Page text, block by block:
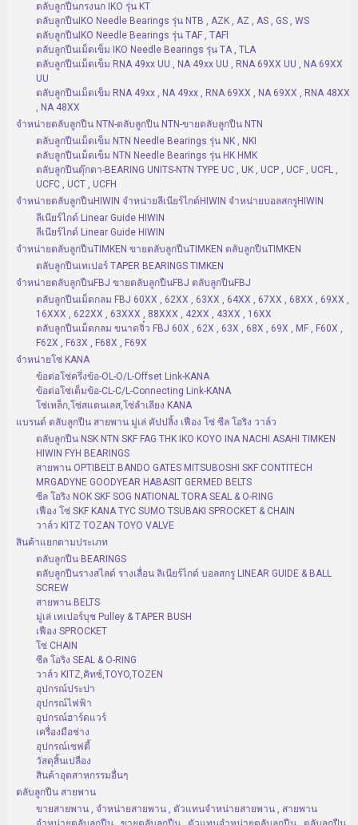
ตลับลูกปืนกรงนก IKO รุ่น KT
ตลับลูกปืนIKO Needle Bearings รุ่น NTB , AZK , AZ , AS , GS , WS
ตลับลูกปืนIKO Needle Bearings รุ่น TAF , TAFI
ตลับลูกปืนเม็ดเข็ม IKO Needle Bearings รุ่น TA , TLA
ตลับลูกปืนเม็ดเข็ม RNA 49xx UU , NA 49xx UU , RNA 69XX UU , NA 69XX
UU
ตลับลูกปืนเม็ดเข็ม RNA 49xx , NA 49xx , RNA 69XX , NA 69XX , RNA 48XX
, NA 48XX
จำหน่ายตลับลูกปืน NTN-ตลับลูกปืน NTN-ขายตลับลูกปืน NTN
ตลับลูกปืนเม็ดเข็ม NTN Needle Bearings รุ่น NK , NKI
ตลับลูกปืนเม็ดเข็ม NTN Needle Bearings รุ่น HK HMK
ตลับลูกปืนตุ๊กตา-BEARING UNITS-NTN TYPE UC , UK , UCP , UCF , UCFL ,
UCFC , UCT , UCFH
จำหน่ายตลับลูกปืนHIWIN จำหน่ายลีเนียร์ไกด์HIWIN จำหน่ายบอลสกรูHIWIN
ลีเนียร์ไกด์ Linear Guide HIWIN
ลีเนียร์ไกด์ Linear Guide HIWIN
จำหน่ายตลับลูกปืนTIMKEN ขายตลับลูกปืนTIMKEN ตลับลูกปืนTIMKEN
ตลับลูกปืนเทเปอร์ TAPER BEARINGS TIMKEN
จำหน่ายตลับลูกปืนFBJ ขายตลับลูกปืนFBJ ตลับลูกปืนFBJ
ตลับลูกปืนเม็ดกลม FBJ 60XX , 62XX , 63XX , 64XX , 67XX , 68XX , 69XX ,
16XXX , 622XX , 63XXX , 88XXX , 42XX , 43XX , 16XX
ตลับลูกปืนเม็ดกลม ขนาดจิ๋ว FBJ 60X , 62X , 63X , 68X , 69X , MF , F60X ,
F62X , F63X , F68X , F69X
จำหน่ายโซ่ KANA
ข้อต่อโซ่ครึ่งข้อ-OL-O/L-Offset Link-KANA
ข้อต่อโซ่เต็มข้อ-CL-C/L-Connecting Link-KANA
โซ่เหล็ก,โซ่สแตนเลส,โซ่ลำเลียง KANA
แบรนด์ ตลับลูกปืน สายพาน มู่เล่ คัปปลิ้ง เฟือง โซ่ ซีล โอริง วาล์ว
ตลับลูกปืน NSK NTN SKF FAG THK IKO KOYO INA NACHI ASAHI TIMKEN
HIWIN FYH BEARINGS
สายพาน OPTIBELT BANDO GATES MITSUBOSHI SKF CONTITECH
MRGADYNE GOODYEAR HABASIT GERMED BELTS
ซีล โอริง NOK SKF SOG NATIONAL TORA SEAL & O-RING
เฟือง โซ่ SKF KANA TYC SUMO TSUBAKI SPROCKET & CHAIN
วาล์ว KITZ TOZAN TOYO VALVE
สินค้าแยกตามประเภท
ตลับลูกปืน BEARINGS
ตลับลูกปืนรางสไลด์ รางเลื่อน ลิเนียร์ไกด์ บอลสกรู LINEAR GUIDE & BALL
SCREW
สายพาน BELTS
มู่เล่ เทเปอร์บุช Pulley & TAPER BUSH
เฟือง SPROCKET
โซ่ CHAIN
ซีล โอริง SEAL & O-RING
วาล์ว KITZ,คิทซ์,TOYO,TOZEN
อุปกรณ์ประปา
อุปกรณ์ไฟฟ้า
อุปกรณ์ฮาร์ดแวร์
เครื่องมือช่าง
อุปกรณ์เซฟตี้
วัสดุสิ้นเปลือง
สินค้าอุตสาหกรรมอื่นๆ
ตลับลูกปืน สายพาน
ขายสายพาน , จำหน่ายสายพาน , ตัวแทนจำหน่ายสายพาน , สายพาน